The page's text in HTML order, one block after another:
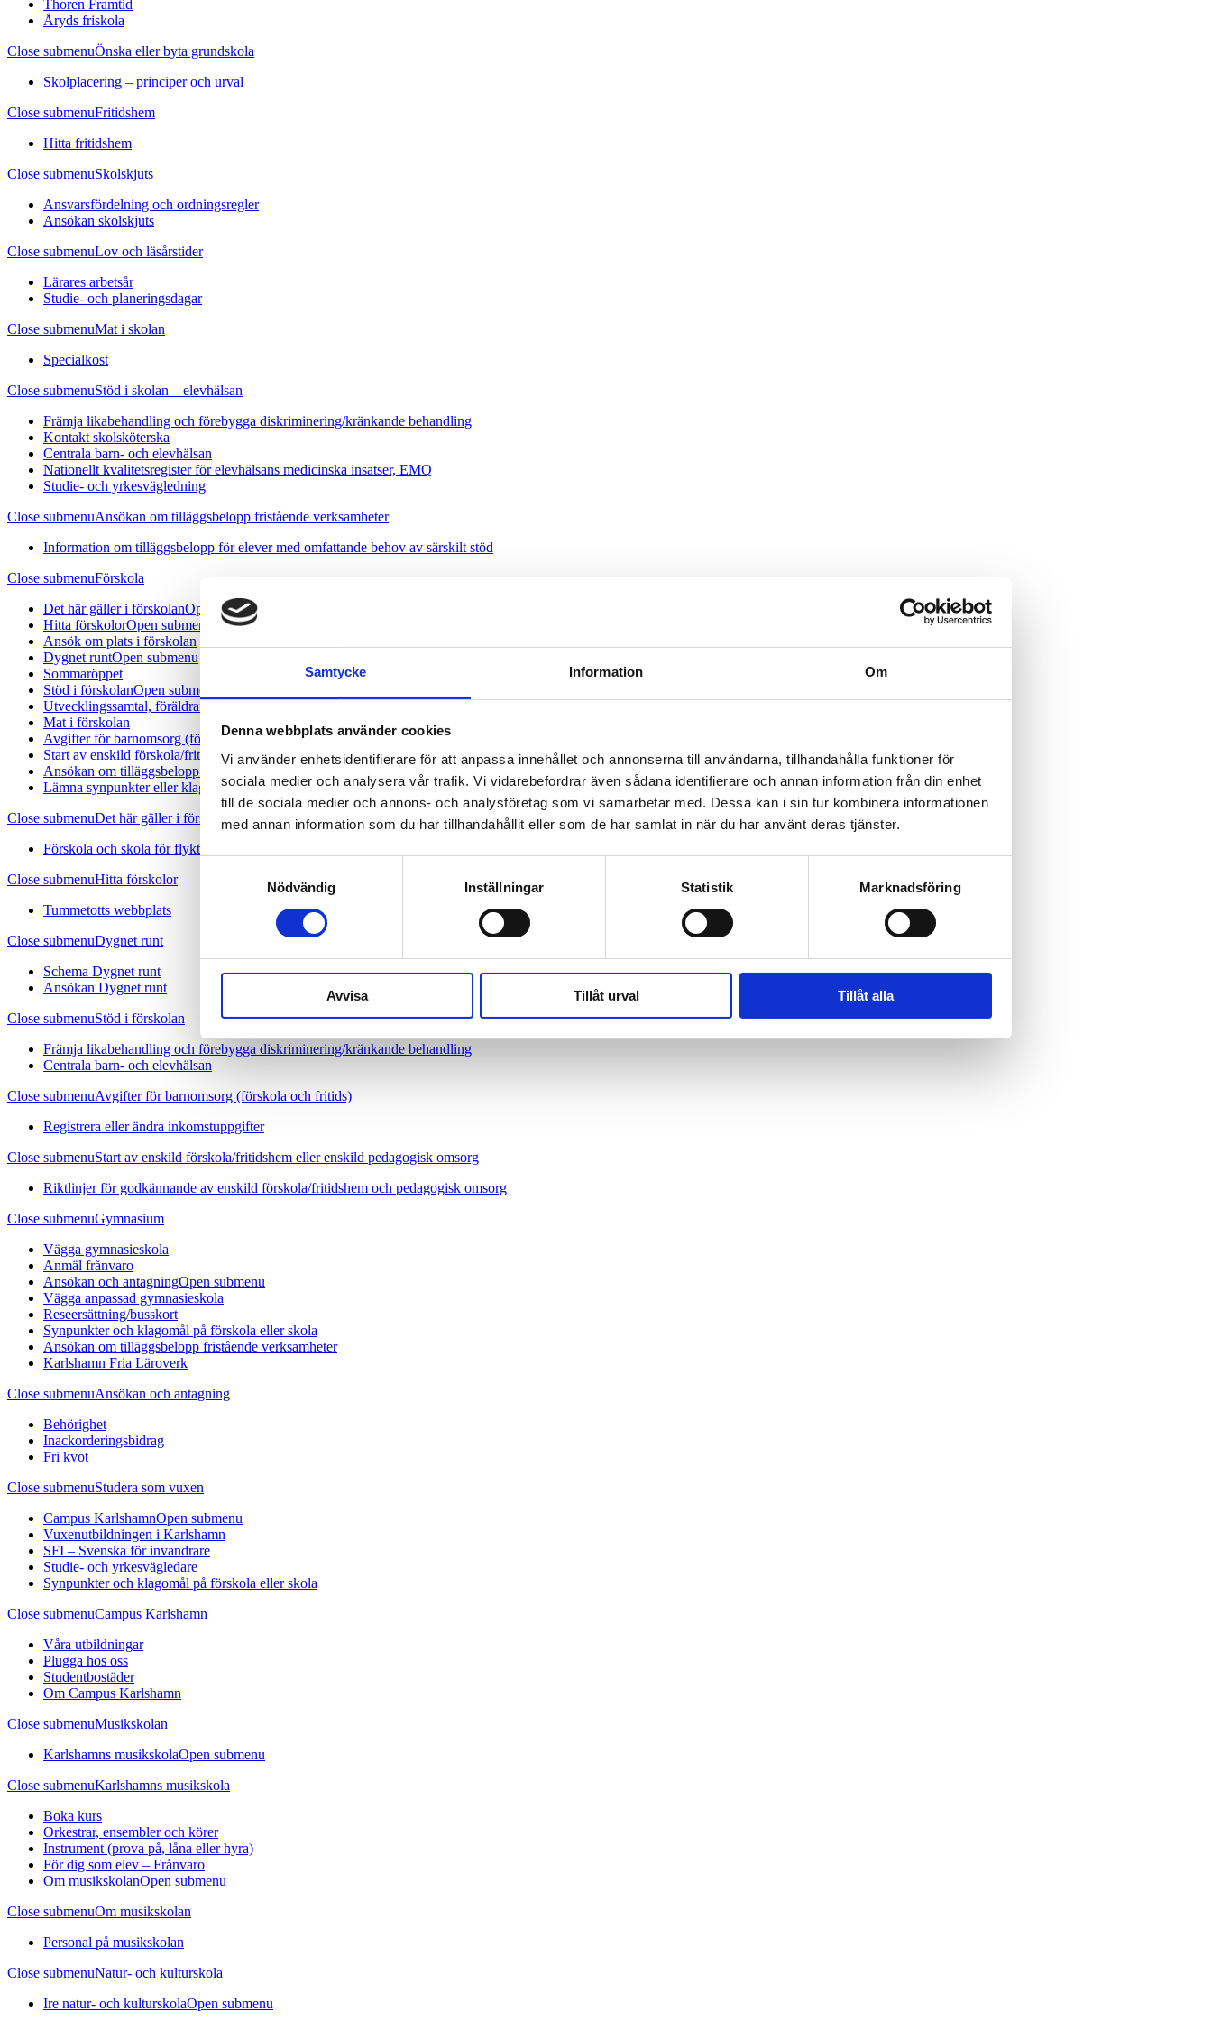
Thoren Framtid
Åryds friskola
Close submenuÖnska eller byta grundskola
Skolplacering – principer och urval
Close submenuFritidshem
Hitta fritidshem
Close submenuSkolskjuts
Ansvarsfördelning och ordningsregler
Ansökan skolskjuts
Close submenuLov och läsårstider
Lärares arbetsår
Studie- och planeringsdagar
Close submenuMat i skolan
Specialkost
Close submenuStöd i skolan – elevhälsan
Främja likabehandling och förebygga diskriminering/kränkande behandling
Kontakt skolsköterska
Centrala barn- och elevhälsan
Nationellt kvalitetsregister för elevhälsans medicinska insatser, EMQ
Studie- och yrkesvägledning
Close submenuAnsökan om tilläggsbelopp fristående verksamheter
Information om tilläggsbelopp för elever med omfattande behov av särskilt stöd
Close submenuFörskola
Det här gäller i förskolanOpen submenu
Hitta förskolorOpen submenu
Ansök om plats i förskolan
Dygnet runtOpen submenu
Sommaröppet
Stöd i förskolanOpen submenu
Utvecklingssamtal, föräldramöten, föräldrasamverkan
Mat i förskolan
Avgifter för barnomsorg (förskola och fritids)Open submenu
Start av enskild förskola/fritidshem eller enskild pedagogisk omsorgOpen submenu
Ansökan om tilläggsbelopp fristående verksamheter
Lämna synpunkter eller klagomål inom förskola och skola
Close submenuDet här gäller i förskolan
Förskola och skola för flyktingar från Ukraina
Close submenuHitta förskolor
Tummetotts webbplats
Close submenuDygnet runt
Schema Dygnet runt
Ansökan Dygnet runt
Close submenuStöd i förskolan
Främja likabehandling och förebygga diskriminering/kränkande behandling
Centrala barn- och elevhälsan
Close submenuAvgifter för barnomsorg (förskola och fritids)
Registrera eller ändra inkomstuppgifter
Close submenuStart av enskild förskola/fritidshem eller enskild pedagogisk omsorg
Riktlinjer för godkännande av enskild förskola/fritidshem och pedagogisk omsorg
Close submenuGymnasium
Vägga gymnasieskola
Anmäl frånvaro
Ansökan och antagningOpen submenu
Vägga anpassad gymnasieskola
Reseersättning/busskort
Synpunkter och klagomål på förskola eller skola
Ansökan om tilläggsbelopp fristående verksamheter
Karlshamn Fria Läroverk
Close submenuAnsökan och antagning
Behörighet
Inackorderingsbidrag
Fri kvot
Close submenuStudera som vuxen
Campus KarlshamnOpen submenu
Vuxenutbildningen i Karlshamn
SFI – Svenska för invandrare
Studie- och yrkesvägledare
Synpunkter och klagomål på förskola eller skola
Close submenuCampus Karlshamn
Våra utbildningar
Plugga hos oss
Studentbostäder
Om Campus Karlshamn
Close submenuMusikskolan
Karlshamns musikskolaOpen submenu
Close submenuKarlshamns musikskola
Boka kurs
Orkestrar, ensembler och körer
Instrument (prova på, låna eller hyra)
För dig som elev – Frånvaro
Om musikskolanOpen submenu
Close submenuOm musikskolan
Personal på musikskolan
Close submenuNatur- och kulturskola
Ire natur- och kulturskolaOpen submenu
Samtycke Information Om
Denna webbplats använder cookies
Vi använder enhetsidentifierare för att anpassa innehållet och annonserna till användarna, tillhandahålla funktioner för
sociala medier och analysera vår trafik. Vi vidarebefordrar även sådana identifierare och annan information från din enhet
till de sociala medier och annons- och analysföretag som vi samarbetar med. Dessa kan i sin tur kombinera informationen
med annan information som du har tillhandahållit eller som de har samlat in när du har använt deras tjänster.
Nödvändig
Inställningar Statistik Marknadsföring
Avvisa Tillåt urval Tillåt alla